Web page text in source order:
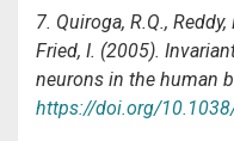
7. Quiroga, R.Q.,
Fried, I. (2005).
neurons in the human
https://doi.org/